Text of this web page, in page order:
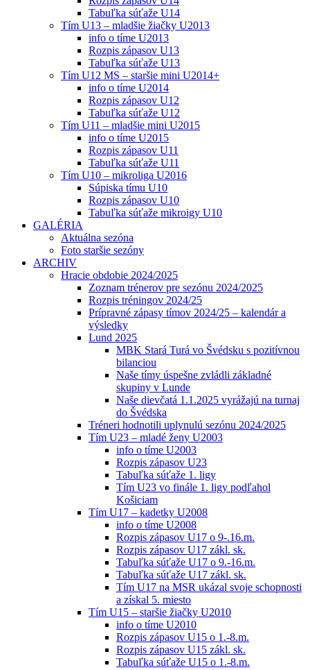
Tabuľka súťaže U14
Tím U13 – mladšie žiačky U2013
info o tíme U2013
Rozpis zápasov U13
Tabuľka súťaže U13
Tím U12 MS – staršie mini U2014+
info o tíme U2014
Rozpis zápasov U12
Tabuľka súťaže U12
Tím U11 – mladšie mini U2015
info o tíme U2015
Rozpis zápasov U11
Tabuľka súťaže U11
Tím U10 – mikroliga U2016
Súpiska tímu U10
Rozpis zápasov U10
Tabuľka súťaže mikroigy U10
GALÉRIA
Aktuálna sezóna
Foto staršie sezóny
ARCHIV
Hracie obdobie 2024/2025
Zoznam trénerov pre sezónu 2024/2025
Rozpis tréningov 2024/25
Prípravné zápasy tímov 2024/25 – kalendár a
výsledky
Lund 2025
MBK Stará Turá vo Švédsku s pozitívnou
bilanciou
Naše tímy úspešne zvládli základné
skupiny v Lunde
Naše dievčatá 1.1.2025 vyrážajú na turnaj
do Švédska
Tréneri hodnotili uplynulú sezónu 2024/2025
Tím U23 – mladé ženy U2003
info o tíme U2003
Rozpis zápasov U23
Tabuľka súťaže 1. ligy
Tím U23 vo finále 1. ligy podľahol
Košiciam
Tím U17 – kadetky U2008
info o tíme U2008
Rozpis zápasov U17 o 9-.16.m.
Rozpis zápasov U17 zákl. sk.
Tabuľka súťaže U17 o 9.-16.m.
Tabuľka súťaže U17 zákl. sk.
Tím U17 na MSR ukázal svoje schopnosti
a získal 5. miesto
Tím U15 – staršie žiačky U2010
info o tíme U2010
Rozpis zápasov U15 o 1.-8.m.
Rozpis zápasov U15 zákl. sk.
Tabuľka súťaže U15 o 1.-8.m.